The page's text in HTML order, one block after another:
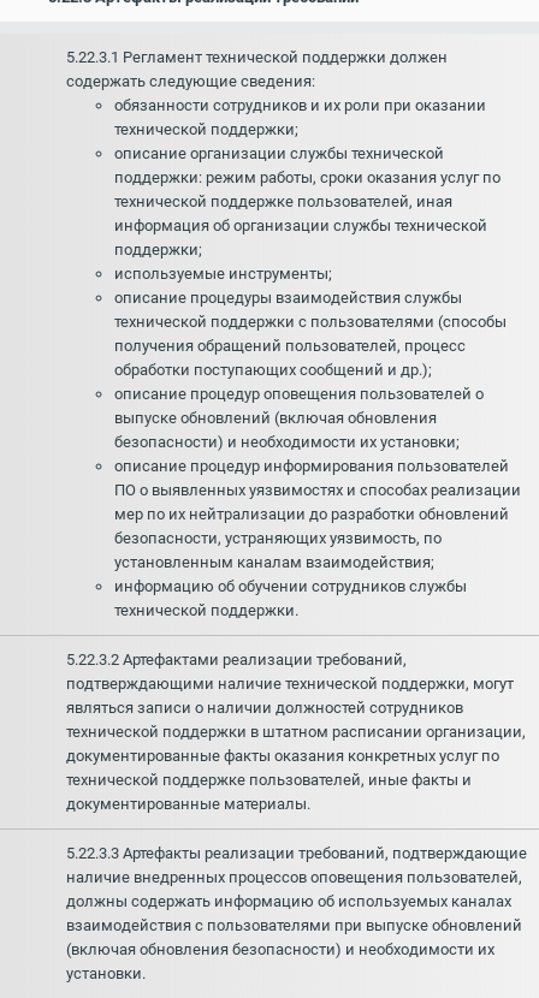
5.22.3.1 Регламент технической поддержки должен
содержать следующие сведения:
обязанности сотрудников и их роли при оказании
технической поддержки;
описание организации службы технической
поддержки: режим работы, сроки оказания услуг по
технической поддержке пользователей, иная
информация об организации службы технической
поддержки;
используемые инструменты;
описание процедуры взаимодействия службы
технической поддержки с пользователями (способы
получения обращений пользователей, процесс
обработки поступающих сообщений и др.);
описание процедур оповещения пользователей о
выпуске обновлений (включая обновления
безопасности) и необходимости их установки;
описание процедур информирования пользователей
ПО о выявленных уязвимостях и способах реализации
мер по их нейтрализации до разработки обновлений
безопасности, устраняющих уязвимость, по
установленным каналам взаимодействия;
информацию об обучении сотрудников службы
технической поддержки.
5.22.3.2 Артефактами реализации требований,
подтверждающими наличие технической поддержки, могут
являться записи о наличии должностей сотрудников
технической поддержки в штатном расписании организации,
документированные факты оказания конкретных услуг по
технической поддержке пользователей, иные факты и
документированные материалы.
5.22.3.3 Артефакты реализации требований, подтверждающие
наличие внедренных процессов оповещения пользователей,
должны содержать информацию об используемых каналах
взаимодействия с пользователями при выпуске обновлений
(включая обновления безопасности) и необходимости их
установки.